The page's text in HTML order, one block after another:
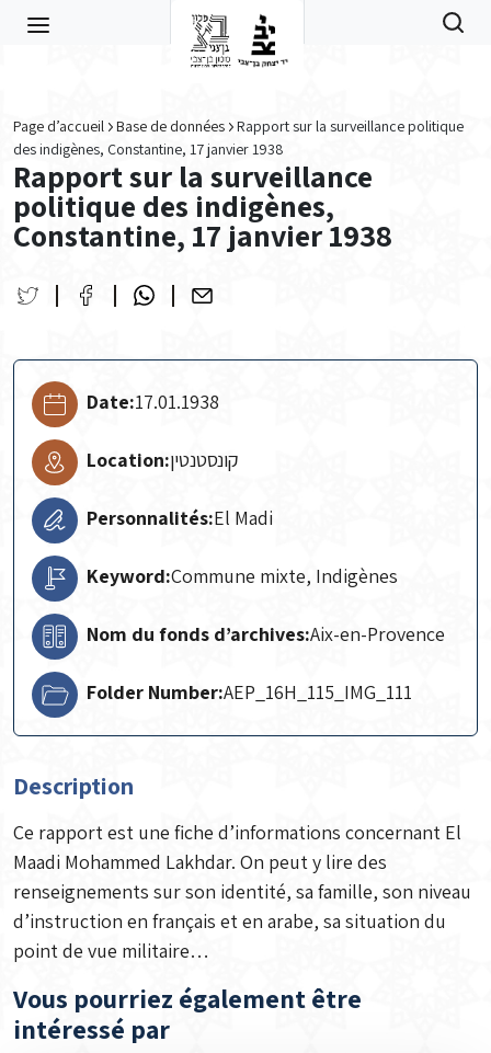
Page d’accueil Base de données
Rapport sur la surveillance politique
des indigènes, Constantine, 17 janvier 1938
Rapport sur la surveillance
politique des indigènes,
Constantine, 17 janvier 1938
Date:17.01.1938
Location:קונסטנטין
Personnalités:El Madi
Keyword:Commune mixte, Indigènes
Nom du fonds d’archives:Aix-en-Provence
Folder Number:AEP_16H_115_IMG_111
Description
Ce rapport est une fiche d’informations concernant El
Maadi Mohammed Lakhdar. On peut y lire des
renseignements sur son identité, sa famille, son niveau
d’instruction en français et en arabe, sa situation du
point de vue militaire…
Vous pourriez également être
intéressé par